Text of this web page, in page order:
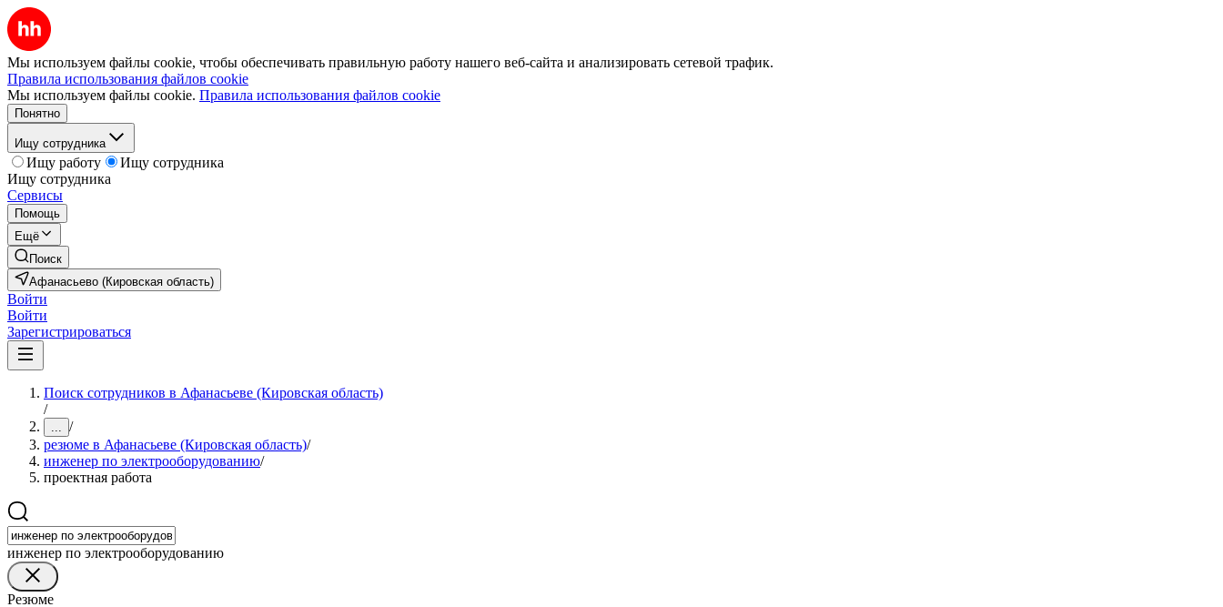
Мы используем файлы cookie, чтобы обеспечивать правильную работу нашего веб-сайта и анализировать сетевой трафик.
Правила использования файлов cookie
Мы используем файлы cookie. Правила использования файлов cookie
Понятно
Ищу сотрудника
Ищу работу
Ищу сотрудника
Ищу сотрудника
Сервисы
Помощь
Ещё
Поиск
Афанасьево (Кировская область)
Войти
Войти
Зарегистрироваться
Поиск сотрудников в Афанасьеве (Кировская область)
/
... /
резюме в Афанасьеве (Кировская область)/
инженер по электрооборудованию/
проектная работа
инженер по электрооборудованию
Резюме